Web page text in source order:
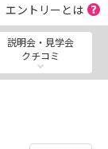
エントリーとは
説明会・見学会
クチコミ